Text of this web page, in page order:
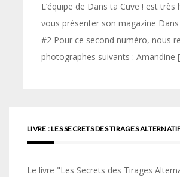
L’équipe de Dans ta Cuve ! est très
vous présenter son magazine
#2 Pour ce second numéro, nous
photographes suivants : Amandine
LIVRE : LES SECRETS DES TIRAGES
Le livre "Les Secrets des Tirages